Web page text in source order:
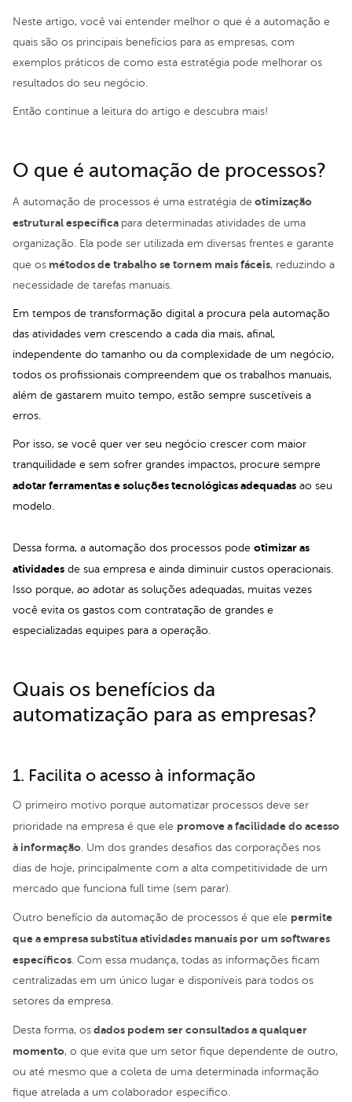
Neste artigo, você vai entender melhor o que é a automação e
quais são os principais benefícios para as empresas, com
exemplos práticos de como esta estratégia pode melhorar os
resultados do seu negócio.
Então continue a leitura do artigo e descubra mais!
O que é automação de processos?
A automação de processos é uma estratégia de otimização
estrutural específica para determinadas atividades de uma
organização. Ela pode ser utilizada em diversas frentes e garante
que os métodos de trabalho se tornem mais fáceis, reduzindo a
necessidade de tarefas manuais.
Em tempos de transformação digital a procura pela automação
das atividades vem crescendo a cada dia mais, afinal,
independente do tamanho ou da complexidade de um negócio,
todos os profissionais compreendem que os trabalhos manuais,
além de gastarem muito tempo, estão sempre suscetíveis a
erros.
Por isso, se você quer ver seu negócio crescer com maior
tranquilidade e sem sofrer grandes impactos, procure sempre
adotar ferramentas e soluções tecnológicas adequadas ao seu
modelo.
Dessa forma, a automação dos processos pode otimizar as
atividades de sua empresa e ainda diminuir custos operacionais.
Isso porque, ao adotar as soluções adequadas, muitas vezes
você evita os gastos com contratação de grandes e
especializadas equipes para a operação.
Quais os benefícios da
automatização para as empresas?
1. Facilita o acesso à informação
O primeiro motivo porque automatizar processos deve ser
prioridade na empresa é que ele promove a facilidade do acesso
à informação. Um dos grandes desafios das corporações nos
dias de hoje, principalmente com a alta competitividade de um
mercado que funciona full time (sem parar).
Outro benefício da automação de processos é que ele permite
que a empresa substitua atividades manuais por um softwares
específicos. Com essa mudança, todas as informações ficam
centralizadas em um único lugar e disponíveis para todos os
setores da empresa.
Desta forma, os dados podem ser consultados a qualquer
momento, o que evita que um setor fique dependente de outro,
ou até mesmo que a coleta de uma determinada informação
fique atrelada a um colaborador específico.